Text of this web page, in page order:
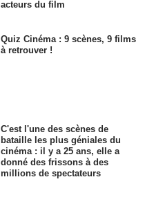
acteurs du film
Quiz Cinéma : 9 scènes, 9 films
à retrouver !
C'est l'une des scènes de
bataille les plus géniales du
cinéma : il y a 25 ans, elle a
donné des frissons à des
millions de spectateurs